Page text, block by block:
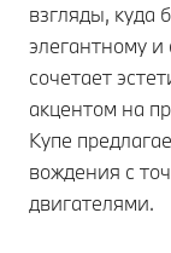
взгляды, куда
элегантному
сочетает
акцентом на
Купе
вождения с
двигателями.